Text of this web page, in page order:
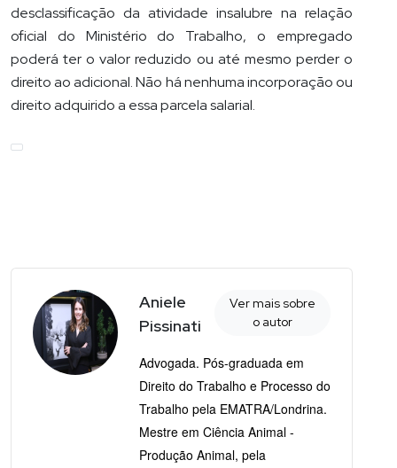
desclassificação da atividade insalubre na relação
oficial do Ministério do Trabalho, o empregado
poderá ter o valor reduzido ou até mesmo perder o
direito ao adicional. Não há nenhuma incorporação ou
direito adquirido a essa parcela salarial.
Aniele
Pissinati
Ver mais sobre
o autor
Advogada. Pós-graduada em
Direito do Trabalho e Processo do
Trabalho pela EMATRA/Londrina.
Mestre em Ciência Animal -
Produção Animal, pela